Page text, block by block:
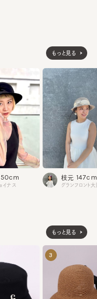
のハットライナーのお勧め
くする際は、調節テープを
っ張るとスベリを破損する
純物がございます。予め
もっと見る
3
もっと見る
イナス
枝元 147cm
グランフロント